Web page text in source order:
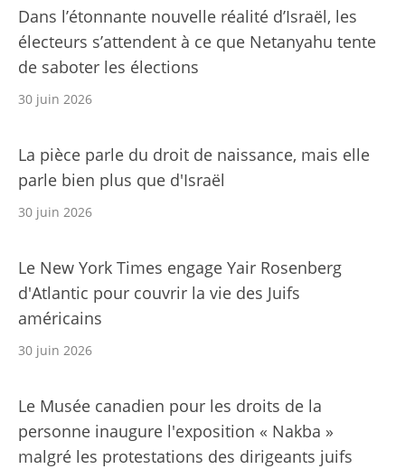
Dans l’étonnante nouvelle réalité d’Israël, les
électeurs s’attendent à ce que Netanyahu tente
de saboter les élections
30 juin 2026
La pièce parle du droit de naissance, mais elle
parle bien plus que d'Israël
30 juin 2026
Le New York Times engage Yair Rosenberg
d'Atlantic pour couvrir la vie des Juifs
américains
30 juin 2026
Le Musée canadien pour les droits de la
personne inaugure l'exposition « Nakba »
malgré les protestations des dirigeants juifs